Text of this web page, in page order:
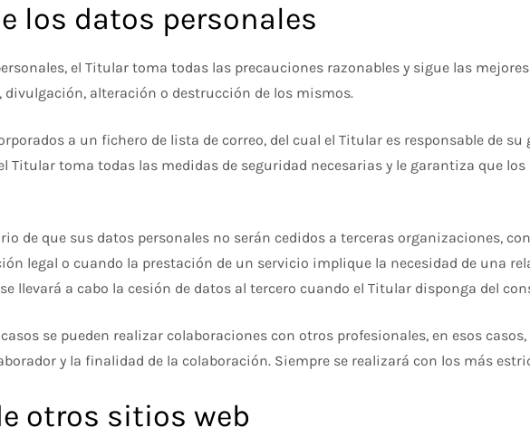
los datos personales
el Titular toma todas las precauciones razonables y sigue las
divulgación, alteración o destrucción de los mismos.
a un fichero de lista de correo, del cual el Titular es responsable de
Titular toma todas las medidas de seguridad necesarias y le garantiza que
de que sus datos personales no serán cedidos a terceras organizaciones,
legal o cuando la prestación de un servicio implique la necesidad de una
llevará a cabo la cesión de datos al tercero cuando el Titular disponga del
se pueden realizar colaboraciones con otros profesionales, en esos
y la finalidad de la colaboración. Siempre se realizará con los más
otros sitios web